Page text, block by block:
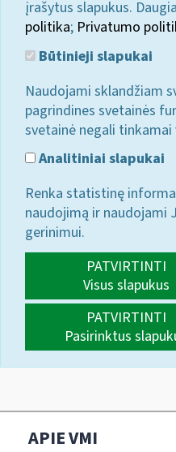
įrašytus slapukus.
politika; Privatumo
Būtinieji slapukai
Naudojami sklandžiam
pagrindines svetainės
svetainė negali tinkamai
Analitiniai slapukai
Renka statistinę
naudojimą ir naudojami
gerinimui.
PATVIRTINTI
Visus slapukus
PATVIRTINTI
Pasirinktus
APIE VMI